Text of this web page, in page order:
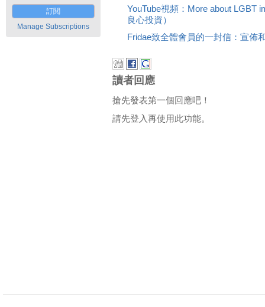
訂閱
Manage Subscriptions
YouTube視頻：More about LGBT
良心投資）
Fridae致全體會員的一封信：宣佈
讀者回應
搶先發表第一個回應吧！
請先登入再使用此功能。